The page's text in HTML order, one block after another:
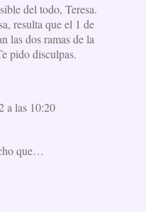
del todo, Teresa.
resulta que el 1 de
las dos ramas de la
pido disculpas.
a las 10:20
que…